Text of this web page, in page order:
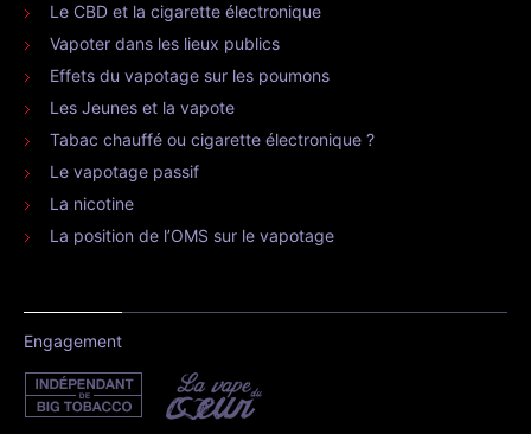
Le CBD et la cigarette électronique
Vapoter dans les lieux publics
Effets du vapotage sur les poumons
Les Jeunes et la vapote
Tabac chauffé ou cigarette électronique ?
Le vapotage passif
La nicotine
La position de l’OMS sur le vapotage
Engagement